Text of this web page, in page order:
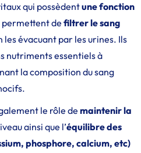
qui possèdentune fonction
permettent de filtrer le sang
les évacuant par les urines. Ils
nutriments essentiels à
la composition du sang
le rôle de maintenir la
ainsi que l’équilibre des
phosphore, calcium, etc)